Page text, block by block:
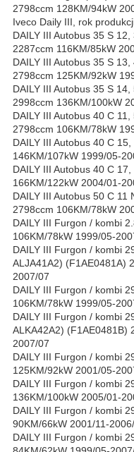
2798ccm 128KM/94kW
Iveco Daily III, rok
DAILY III Autobus 35 S
2287ccm 116KM/85kW
DAILY III Autobus 35 S
2798ccm 125KM/92kW
DAILY III Autobus 35 S
2998ccm 136KM/100kW
DAILY III Autobus 40 C
2798ccm 106KM/78kW
DAILY III Autobus 40 C
146KM/107kW 1999/05-
DAILY III Autobus 40 C
166KM/122kW 2004/01-
DAILY III Autobus 50 C
2798ccm 106KM/78kW
DAILY III Furgon / kombi
106KM/78kW 1999/05-
DAILY III Furgon / kombi
ALJA41A2) (F1AE0481A)
2007/07
DAILY III Furgon / kombi
106KM/78kW 1999/05-
DAILY III Furgon / kombi
ALKA42A2) (F1AE0481B)
2007/07
DAILY III Furgon / kombi
125KM/92kW 2001/05-
DAILY III Furgon / kombi
136KM/100kW 2005/01-
DAILY III Furgon / kombi
90KM/66kW 2001/11-
DAILY III Furgon / kombi